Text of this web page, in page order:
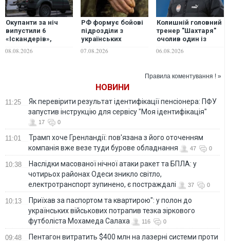
Окупанти за ніч
випустили 6
«Іскандерів»,
ракети С-400 та
понад 150 дронів
08.08.2026
РФ формує бойові
підрозділи з
українських
полонених, - ISW
07.08.2026
Колишній головний
тренер "Шахтаря"
очолив один із
найкращих клубів
Саудівської Аравії
06.08.2026
Правила коментування ! »
НОВИНИ
11:25
Як перевірити результат ідентифікації пенсіонера: ПФУ
запустив інструкцію для сервісу "Моя ідентифікація"
17 0
11:01
Трамп хоче Гренландії: пов'язана з його оточенням
компанія вже везе туди бурове обладнання
47 0
10:38
Наслідки масованої нічної атаки ракет та БПЛА: у
чотирьох районах Одеси зникло світло,
електротранспорт зупинено, є постраждалі
37 0
10:13
Приїхав за паспортом та квартирою": у полон до
українських військових потрапив тезка зіркового
футболіста Мохамеда Салаха
116 0
09:48
Пентагон витратить $400 млн на лазерні системи проти